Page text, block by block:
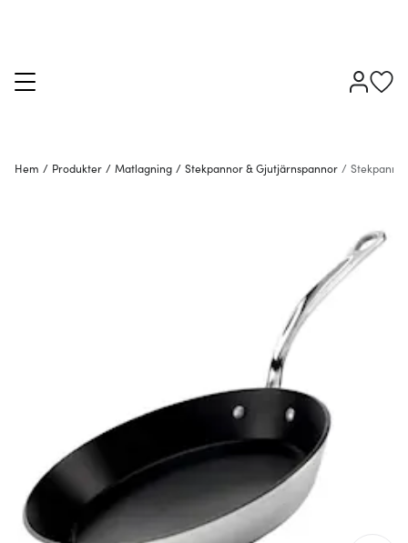
Hem / Produkter / Matlagning / Stekpannor & Gjutjärnspannor / Stekpannor